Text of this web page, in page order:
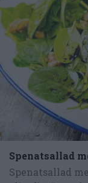
Spenatsallad
Spenatsallad